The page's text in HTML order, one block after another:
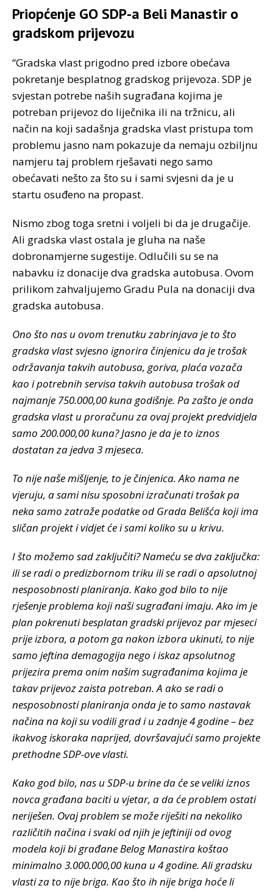
Priopćenje GO SDP-a Beli Manastir o
gradskom prijevozu
“Gradska vlast prigodno pred izbore obećava
pokretanje besplatnog gradskog prijevoza. SDP je
svjestan potrebe naših sugrađana kojima je
potreban prijevoz do liječnika ili na tržnicu, ali
način na koji sadašnja gradska vlast pristupa tom
problemu jasno nam pokazuje da nemaju ozbiljnu
namjeru taj problem rješavati nego samo
obećavati nešto za što su i sami svjesni da je u
startu osuđeno na propast.
Nismo zbog toga sretni i voljeli bi da je drugačije.
Ali gradska vlast ostala je gluha na naše
dobronamjerne sugestije. Odlučili su se na
nabavku iz donacije dva gradska autobusa. Ovom
prilikom zahvaljujemo Gradu Pula na donaciji dva
gradska autobusa.
Ono što nas u ovom trenutku zabrinjava je to što
gradska vlast svjesno ignorira činjenicu da je trošak
održavanja takvih autobusa, goriva, plaća vozača
kao i potrebnih servisa takvih autobusa trošak od
najmanje 750.000,00 kuna godišnje. Pa zašto je onda
gradska vlast u proračunu za ovaj projekt predvidjela
samo 200.000,00 kuna? Jasno je da je to iznos
dostatan za jedva 3 mjeseca.
To nije naše mišljenje, to je činjenica. Ako nama ne
vjeruju, a sami nisu sposobni izračunati trošak pa
neka samo zatraže podatke od Grada Belišća koji ima
sličan projekt i vidjet će i sami koliko su u krivu.
I što možemo sad zaključiti? Nameću se dva zaključka:
ili se radi o predizbornom triku ili se radi o apsolutnoj
nesposobnosti planiranja. Kako god bilo to nije
rješenje problema koji naši sugrađani imaju. Ako im je
plan pokrenuti besplatan gradski prijevoz par mjeseci
prije izbora, a potom ga nakon izbora ukinuti, to nije
samo jeftina demagogija nego i iskaz apsolutnog
prijezira prema onim našim sugrađanima kojima je
takav prijevoz zaista potreban. A ako se radi o
nesposobnosti planiranja onda je to samo nastavak
načina na koji su vodili grad i u zadnje 4 godine – bez
ikakvog iskoraka naprijed, dovršavajući samo projekte
prethodne SDP-ove vlasti.
Kako god bilo, nas u SDP-u brine da će se veliki iznos
novca građana baciti u vjetar, a da će problem ostati
neriješen. Ovaj problem se može riješiti na nekoliko
različitih načina i svaki od njih je jeftiniji od ovog
modela koji bi građane Belog Manastira koštao
minimalno 3.000.000,00 kuna u 4 godine. Ali gradsku
vlasti za to nije briga. Kao što ih nije briga hoće li